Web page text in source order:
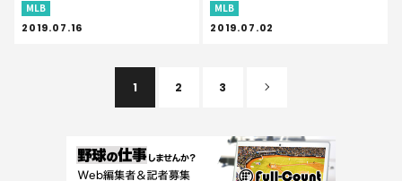
MLB
2019.07.16
MLB
2019.07.02
1 2 3